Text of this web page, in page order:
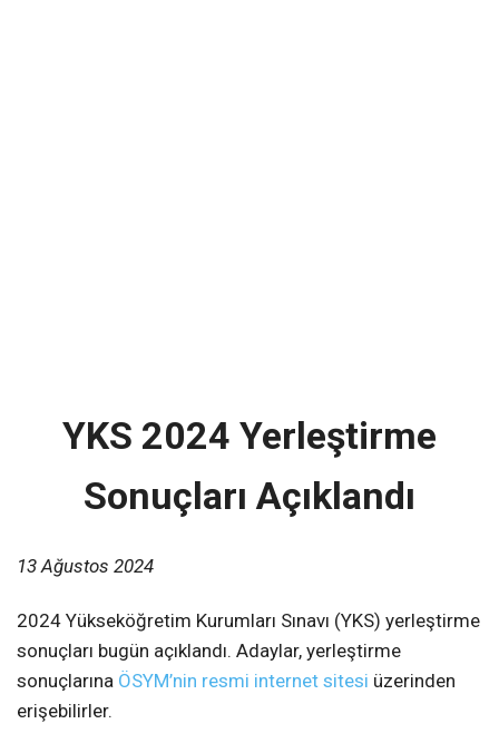
YKS 2024 Yerleştirme
Sonuçları Açıklandı
13 Ağustos 2024
2024 Yükseköğretim Kurumları Sınavı (YKS) yerleştirme
sonuçları bugün açıklandı. Adaylar, yerleştirme
sonuçlarına ÖSYM’nin resmi internet sitesi üzerinden
erişebilirler.